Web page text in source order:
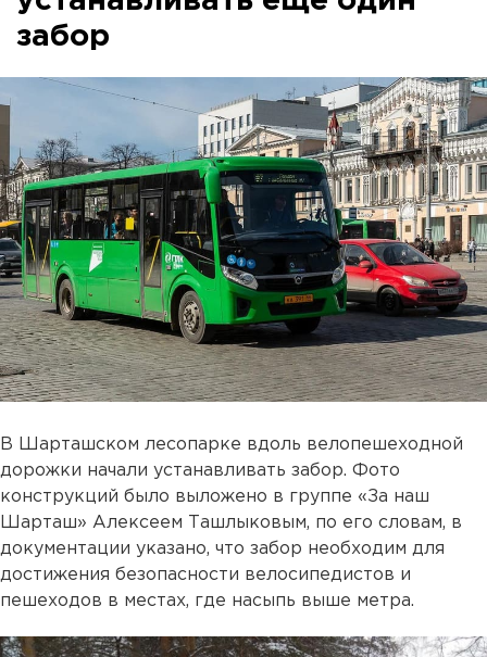
забор
В Шарташском лесопарке вдоль велопешеходной
дорожки начали устанавливать забор. Фото
конструкций было выложено в группе «За наш
Шарташ» Алексеем Ташлыковым, по его словам, в
документации указано, что забор необходим для
достижения безопасности велосипедистов и
пешеходов в местах, где насыпь выше метра.